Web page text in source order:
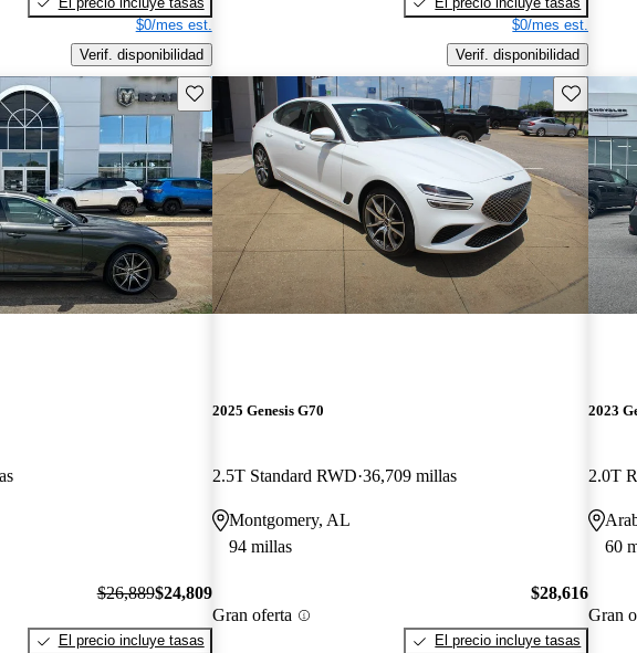
$0/mes est.
Verif. disponibilidad
$0/mes est.
Verif. disponibilidad
Guarda este Aviso
$26,889$24,809
El precio incluye tasas
Guarda
2025 Genesis G70
2.5T Standard RWD 36,709 millas
Montgomery, AL
94 millas
Gran oferta
$28,616
El precio incluye tasas
2023
2.0T
60
Gran